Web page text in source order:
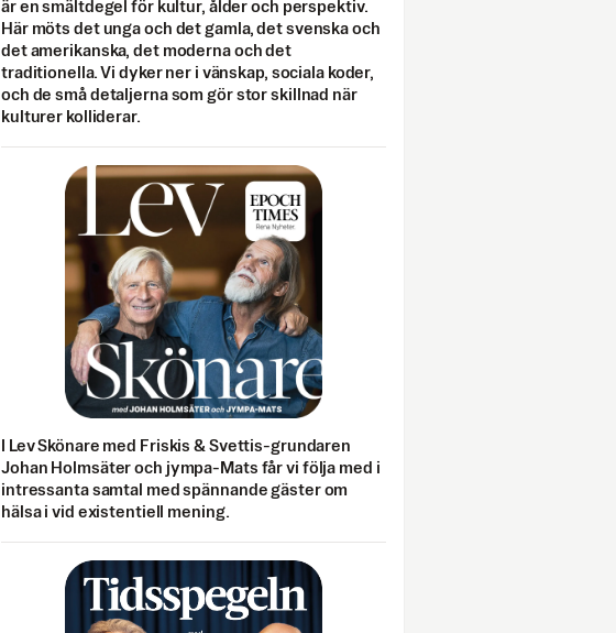
är en smältdegel för kultur, ålder och perspektiv.
Här möts det unga och det gamla, det svenska och
det amerikanska, det moderna och det
traditionella. Vi dyker ner i vänskap, sociala koder,
och de små detaljerna som gör stor skillnad när
kulturer kolliderar.
I Lev Skönare med Friskis & Svettis-grundaren
Johan Holmsäter och jympa-Mats får vi följa med i
intressanta samtal med spännande gäster om
hälsa i vid existentiell mening.